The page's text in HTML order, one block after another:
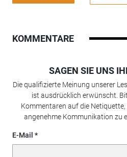
KOMMENTARE
SAGEN SIE UNS
Die qualifizierte Meinung unserer
ist ausdrücklich erwünscht.
Kommentaren auf die Netiquette,
angenehme Kommunikation zu
E-Mail